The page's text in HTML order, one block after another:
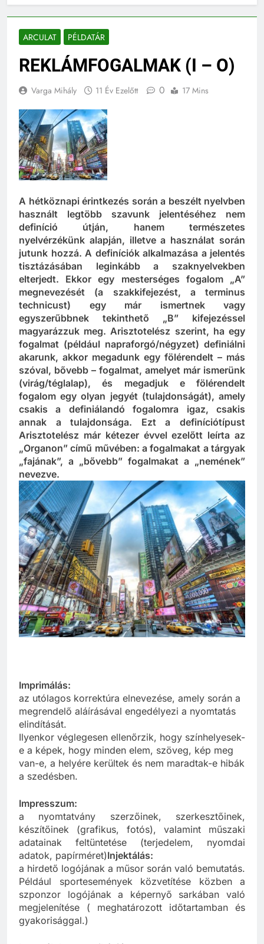
ARCULAT PÉLDATÁR
REKLÁMFOGALMAK (I – O)
A hétköznapi érintkezés során a beszélt nyelvben
használt legtöbb szavunk jelentéséhez nem
definíció útján, hanem természetes
nyelvérzékünk alapján, illetve a használat során
jutunk hozzá. A definíciók alkalmazása a jelentés
tisztázásában leginkább a szaknyelvekben
elterjedt. Ekkor egy mesterséges fogalom „A”
megnevezését (a szakkifejezést, a terminus
technicust) egy már ismertnek vagy
egyszerűbbnek tekinthető „B” kifejezéssel
magyarázzuk meg. Arisztotelész szerint, ha egy
fogalmat (például napraforgó/négyzet) definiálni
akarunk, akkor megadunk egy fölérendelt – más
szóval, bővebb – fogalmat, amelyet már ismerünk
(virág/téglalap), és megadjuk e fölérendelt
fogalom egy olyan jegyét (tulajdonságát), amely
csakis a definiálandó fogalomra igaz, csakis
annak a tulajdonsága. Ezt a definíciótípust
Arisztotelész már kétezer évvel ezelőtt leírta az
„Organon” című művében: a fogalmakat a tárgyak
„fajának”, a „bővebb” fogalmakat a „nemének”
nevezve.
Imprimálás:
az utólagos korrektúra elnevezése, amely során a
megrendelő aláírásával engedélyezi a nyomtatás
elindítását.
Ilyenkor véglegesen ellenőrzik, hogy színhelyesek-
e a képek, hogy minden elem, szöveg, kép meg
van-e, a helyére kerültek és nem maradtak-e hibák
Impresszum:
a nyomtatvány szerzőinek, szerkesztőinek,
készítőinek (grafikus, fotós), valamint műszaki
adatainak feltüntetése (terjedelem, nyomdai
adatok, papírméret) Injektálás:
a hirdető logójának a műsor során való bemutatás.
Például sportesemények közvetítése közben a
szponzor logójának a képernyő sarkában való
megjelenítése ( meghatározott időtartamban és